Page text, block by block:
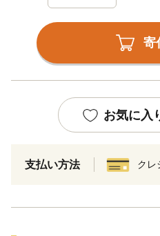
寄
お気に入
支払い方法 クレ